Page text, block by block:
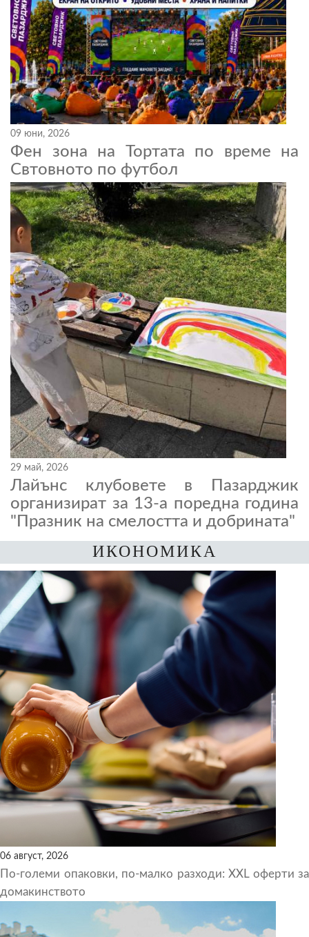
09 юни, 2026
Фен зона на Тортата по време на
Свтовното по футбол
29 май, 2026
Лайънс клубовете в Пазарджик
организират за 13-а поредна година
"Празник на смелостта и добрината"
ИКОНОМИКА
06 август, 2026
По-големи опаковки, по-малко разходи: XXL оферти за
домакинството